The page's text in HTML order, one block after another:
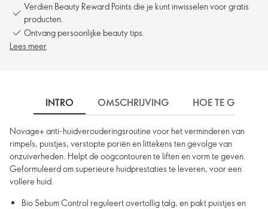
Verdien Beauty Reward Points die je kunt inwisselen voor gratis
producten.
Ontvang persoonlijke beauty tips.
Lees meer
INTRO OMSCHRIJVING HOE TE
Novage+ anti-huidverouderingsroutine voor het verminderen van
rimpels, puistjes, verstopte poriën en littekens ten gevolge van
onzuiverheden. Helpt de oogcontouren te liften en vorm te geven.
Geformuleerd om superieure huidprestaties te leveren, voor een
vollere huid.
Bio Sebum Control reguleert overtollig talg, en pakt puistjes en